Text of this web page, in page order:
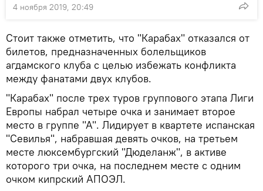
4 ноября 2019, 20:49
Стоит также отметить, что "Карабах" отказался от
билетов, предназначенных болельщиков
агдамского клуба с целью избежать конфликта
между фанатами двух клубов.
"Карабах" после трех туров группового этапа Лиги
Европы набрал четыре очка и занимает второе
место в группе "А". Лидирует в квартете испанская
"Севилья", набравшая девять очков, на третьем
месте люксембургский "Дюделанж", в активе
которого три очка, на последнем месте с одним
очком кипрский АПОЭЛ.